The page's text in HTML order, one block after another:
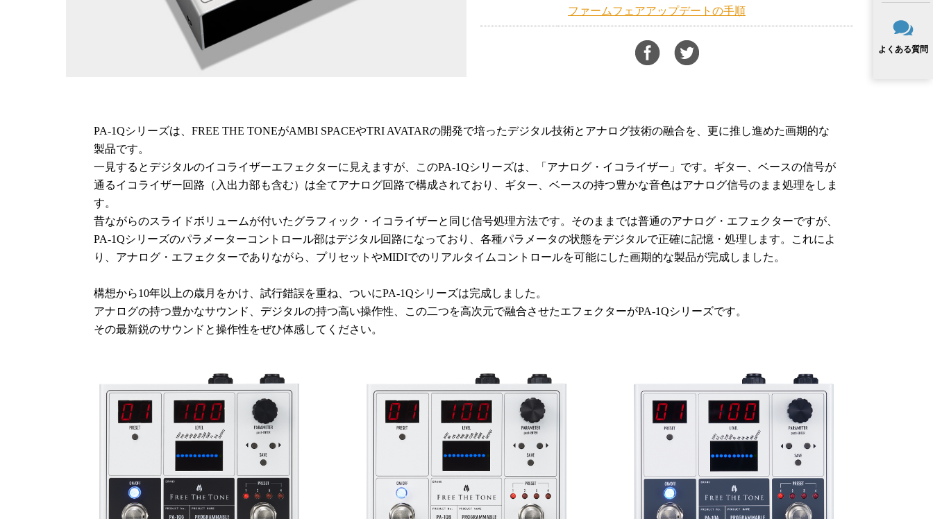
よくある質問
ファームフェアアップデートの手順
PA-1Qシリーズは、FREE THE TONEがAMBI SPACEやTRI AVATARの開発で培ったデジタル技術とアナログ技術の融合を、更に推し進めた画期的な
製品です。
一見するとデジタルのイコライザーエフェクターに見えますが、このPA-1Qシリーズは、「アナログ・イコライザー」です。ギター、ベースの信号が
通るイコライザー回路（入出力部も含む）は全てアナログ回路で構成されており、ギター、ベースの持つ豊かな音色はアナログ信号のまま処理をしま
す。
昔ながらのスライドボリュームが付いたグラフィック・イコライザーと同じ信号処理方法です。そのままでは普通のアナログ・エフェクターですが、
PA-1Qシリーズのパラメーターコントロール部はデジタル回路になっており、各種パラメータの状態をデジタルで正確に記憶・処理します。これによ
り、アナログ・エフェクターでありながら、プリセットやMIDIでのリアルタイムコントロールを可能にした画期的な製品が完成しました。
構想から10年以上の歳月をかけ、試行錯誤を重ね、ついにPA-1Qシリーズは完成しました。
アナログの持つ豊かなサウンド、デジタルの持つ高い操作性、この二つを高次元で融合させたエフェクターがPA-1Qシリーズです。
その最新鋭のサウンドと操作性をぜひ体感してください。